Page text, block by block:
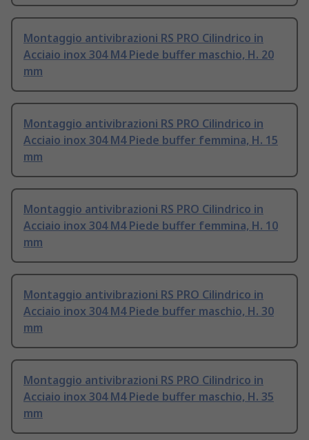
Montaggio antivibrazioni RS PRO Cilindrico in
Acciaio inox 304 M4 Piede buffer maschio, H. 20
mm
Montaggio antivibrazioni RS PRO Cilindrico in
Acciaio inox 304 M4 Piede buffer femmina, H. 15
mm
Montaggio antivibrazioni RS PRO Cilindrico in
Acciaio inox 304 M4 Piede buffer femmina, H. 10
mm
Montaggio antivibrazioni RS PRO Cilindrico in
Acciaio inox 304 M4 Piede buffer maschio, H. 30
mm
Montaggio antivibrazioni RS PRO Cilindrico in
Acciaio inox 304 M4 Piede buffer maschio, H. 35
mm